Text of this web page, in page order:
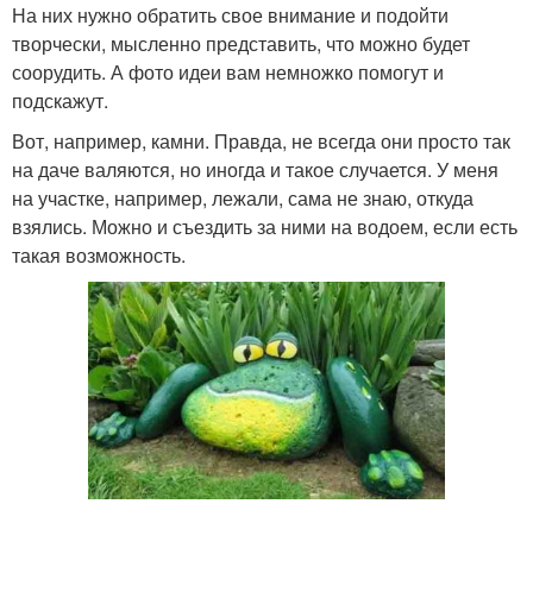
На них нужно обратить свое внимание и подойти
творчески, мысленно представить, что можно будет
соорудить. А фото идеи вам немножко помогут и
подскажут.
Вот, например, камни. Правда, не всегда они просто так
на даче валяются, но иногда и такое случается. У меня
на участке, например, лежали, сама не знаю, откуда
взялись. Можно и съездить за ними на водоем, если есть
такая возможность.